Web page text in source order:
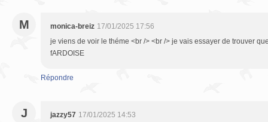
M monica-breiz 17/01/2025 17:56
je viens de voir le théme <br /> <br /> je vais essayer de trouver
fARDOISE
Répondre
J jazzy57 17/01/2025 14:53